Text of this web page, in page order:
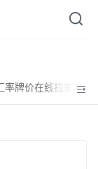
率牌价在线拉美汇率